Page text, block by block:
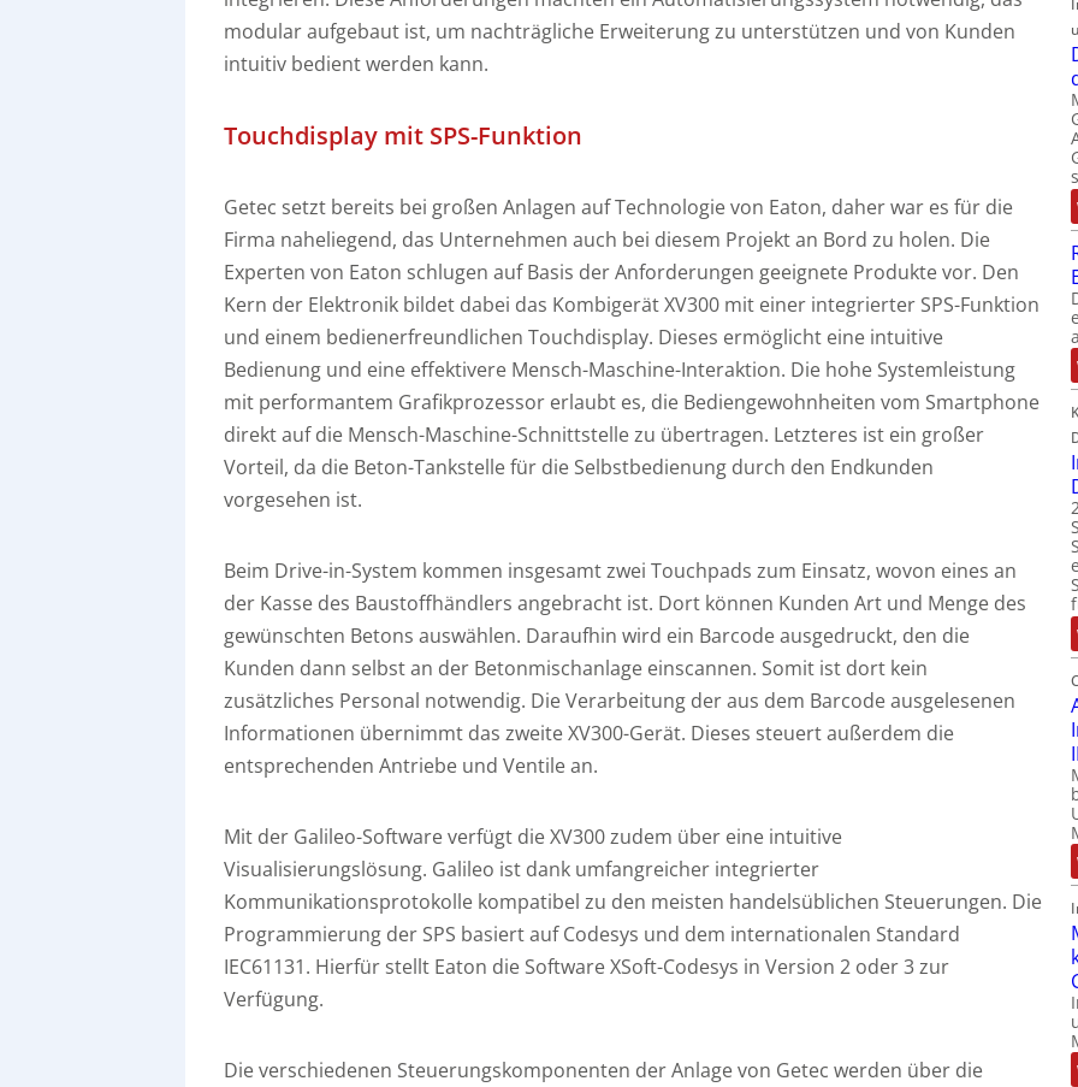
modular aufgebaut ist, um nachträgliche Erweiterung zu unterstützen und von Kunden
intuitiv bedient werden kann.
Touchdisplay mit SPS-Funktion
Getec setzt bereits bei großen Anlagen auf Technologie von Eaton, daher war es für die
Firma naheliegend, das Unternehmen auch bei diesem Projekt an Bord zu holen. Die
Experten von Eaton schlugen auf Basis der Anforderungen geeignete Produkte vor. Den
Kern der Elektronik bildet dabei das Kombigerät XV300 mit einer integrierter SPS-Funktion
und einem bedienerfreundlichen Touchdisplay. Dieses ermöglicht eine intuitive
Bedienung und eine effektivere Mensch-Maschine-Interaktion. Die hohe Systemleistung
mit performantem Grafikprozessor erlaubt es, die Bediengewohnheiten vom Smartphone
direkt auf die Mensch-Maschine-Schnittstelle zu übertragen. Letzteres ist ein großer
Vorteil, da die Beton-Tankstelle für die Selbstbedienung durch den Endkunden
vorgesehen ist.
Beim Drive-in-System kommen insgesamt zwei Touchpads zum Einsatz, wovon eines an
der Kasse des Baustoffhändlers angebracht ist. Dort können Kunden Art und Menge des
gewünschten Betons auswählen. Daraufhin wird ein Barcode ausgedruckt, den die
Kunden dann selbst an der Betonmischanlage einscannen. Somit ist dort kein
zusätzliches Personal notwendig. Die Verarbeitung der aus dem Barcode ausgelesenen
Informationen übernimmt das zweite XV300-Gerät. Dieses steuert außerdem die
entsprechenden Antriebe und Ventile an.
Mit der Galileo-Software verfügt die XV300 zudem über eine intuitive
Visualisierungslösung. Galileo ist dank umfangreicher integrierter
Kommunikationsprotokolle kompatibel zu den meisten handelsüblichen Steuerungen. Die
Programmierung der SPS basiert auf Codesys und dem internationalen Standard
IEC61131. Hierfür stellt Eaton die Software XSoft-Codesys in Version 2 oder 3 zur
Verfügung.
Die verschiedenen Steuerungskomponenten der Anlage von Getec werden über die